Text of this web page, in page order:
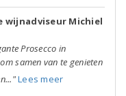
wijnadviseur Michiel
Prosecco in
samen van te genieten
Lees meer